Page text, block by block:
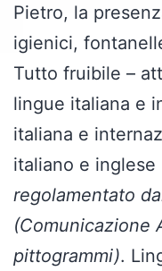
Pietro, la
igienici,
Tutto fruibile –
lingue italiana e
italiana e
italiano e inglese
regolamentato
(Comunicazione
pittogrammi).